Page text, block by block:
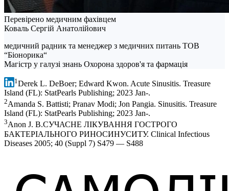
Перевірено медичним фахівцем
Коваль Сергій Анатолійович
медичний радник та менеджер з медичних питань ТОВ
“Біонорика“
Магістр у галузі знань Охорона здоров'я та фармація
1 Derek L. DeBoer; Edward Kwon. Acute Sinusitis. Treasure
Island (FL): StatPearls Publishing; 2023 Jan-.
2Amanda S. Battisti; Pranav Modi; Jon Pangia. Sinusitis. Treasure
Island (FL): StatPearls Publishing; 2023 Jan-.
3Anon J. B.СУЧАСНЕ ЛІКУВАННЯ ГОСТРОГО
БАКТЕРІАЛЬНОГО РИНОСИНУСИТУ. Clinical Infectious
Diseases 2005; 40 (Suppl 7) S479 — S488